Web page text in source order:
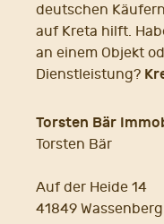
deutschen
auf Kreta hilft.
an einem Objekt
Dienstleistung?
Torsten Bär
Torsten Bär
Auf der Heide 14
41849 Wassenberg